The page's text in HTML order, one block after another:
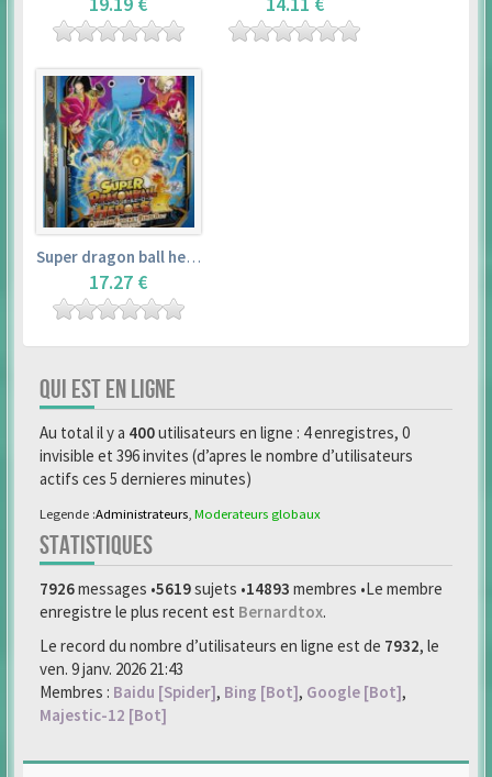
Super dragon ball heroes : official 4 pocket binder set
17.27 €
QUI EST EN LIGNE
Au total il y a 400utilisateurs en ligne : 4 enregistres, 0
invisible et 396 invites (d’apres le nombre d’utilisateurs
actifs ces 5 dernieres minutes)
Legende :Administrateurs Moderateurs globaux
STATISTIQUES
7926messages •5619sujets •14893 membres •Le membre
enregistre le plus recent est Bernardtox.
Le record du nombre d’utilisateurs en ligne est de 7932, le
ven. 9 janv. 2026 21:43
Membres : Baidu [Spider], Bing [Bot], Google [Bot],
Majestic-12 [Bot]